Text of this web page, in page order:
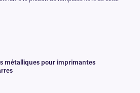
métalliques pour imprimantes